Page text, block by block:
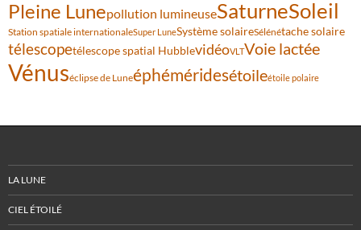
Pleine Lunepollution lumineuseSaturneSoleil
Station spatiale internationaleSuper LuneSystème solaireSélénétache solaire
télescopetélescope spatial HubblevidéoVLTVoie lactée
Vénuséclipse de Luneéphéméridesétoileétoile polaire
LA LUNE
CIEL ÉTOILÉ